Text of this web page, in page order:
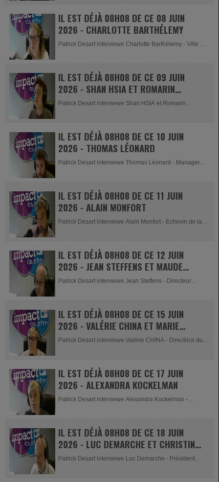
IL EST DÉJÀ 08H08 DE CE 08 JUIN
2026 - CHARLOTTE BARTHÉLEMY
Patrick Desart interviewe Charlotte Barthélemy - Ville de
IL EST DÉJÀ 08H08 DE CE 09 JUIN
2026 - SHAN HSIA ET ROMARIN
ONKELINX
Patrick Desart interviewe Shan HSIA et Romarin
IL EST DÉJÀ 08H08 DE CE 10 JUIN
2026 - THOMAS LÉONARD
Patrick Desart interviewe Thomas Léonard - Manager
IL EST DÉJÀ 08H08 DE CE 11 JUIN
2026 - ALAIN MONFORT
Patrick Desart interviewe Alain Monfort - Echevin de la
IL EST DÉJÀ 08H08 DE CE 12 JUIN
2026 - JEAN STEFFENS ET MAUDE
REINA
Patrick Desart interviewe Jean Steffens - Directeur
IL EST DÉJÀ 08H08 DE CE 15 JUIN
2026 - VALÉRIE CHINA ET MARIE
BOUTET
Patrick Desart interviewe Valérie CHINA - Directrice du
IL EST DÉJÀ 08H08 DE CE 17 JUIN
2026 - ALEXANDRA KOCKELMAN
Patrick Desart interviewe Alexandra Kockelman -
IL EST DÉJÀ 08H08 DE CE 18 JUIN
2026 - LUC DEMARCHE ET CHRISTINE
GONAY
Patrick Desart interviewe Luc Demarche - Président